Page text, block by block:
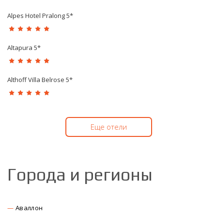
Alpes Hotel Pralong 5*
Altapura 5*
Althoff Villa Belrose 5*
Еще отели
Города и регионы
Аваллон